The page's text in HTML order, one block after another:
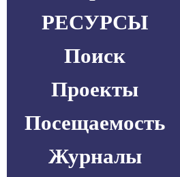
РЕСУРСЫ
Поиск
Проекты
Посещаемость
Журналы